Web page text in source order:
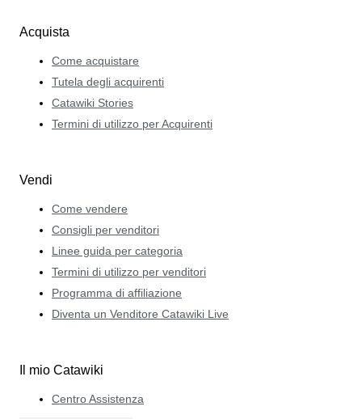
Acquista
Come acquistare
Tutela degli acquirenti
Catawiki Stories
Termini di utilizzo per Acquirenti
Vendi
Come vendere
Consigli per venditori
Linee guida per categoria
Termini di utilizzo per venditori
Programma di affiliazione
Diventa un Venditore Catawiki Live
Il mio Catawiki
Centro Assistenza